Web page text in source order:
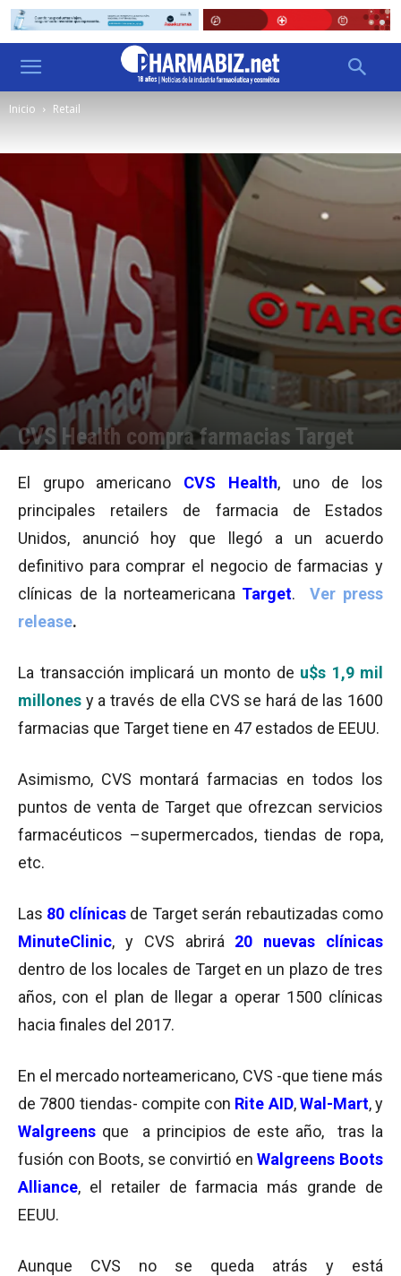
Inicio Retail
CVS Health compra farmacias Target
El grupo americano CVS Health, uno de los
principales retailers de farmacia de Estados
Unidos, anunció hoy que llegó a un acuerdo
definitivo para comprar el negocio de farmacias y
clínicas de la norteamericana Target.Ver press
release.
La transacción implicará un monto de u$s 1,9 mil
millones y a través de ella CVS se hará de las 1600
farmacias que Target tiene en 47 estados de EEUU.
Asimismo, CVS montará farmacias en todos los
puntos de venta de Target que ofrezcan servicios
farmacéuticos –supermercados, tiendas de ropa,
etc.
Las 80 clínicas de Target serán rebautizadas como
MinuteClinic, y CVS abrirá 20 nuevas clínicas
dentro de los locales de Target en un plazo de tres
años, con el plan de llegar a operar 1500 clínicas
hacia finales del 2017.
En el mercado norteamericano, CVS -que tiene más
de 7800 tiendas- compite con Rite AID,Wal-Mart, y
Walgreens que a principios de este año, tras la
fusión con Boots, se convirtió enWalgreens Boots
Alliance, el retailer de farmacia más grande de
EEUU.
Aunque CVS no se queda atrás y está